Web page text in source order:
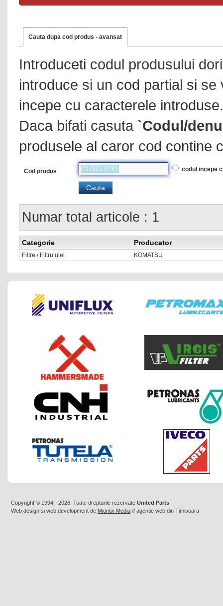
Cauta dupa cod produs - avansat
Introduceti codul produsului
introduce si un cod partial si
incepe cu caracterele introduse.
Daca bifati casuta `Codul/
produsele al caror cod contine
Cod produs codul incepe
Numar total articole : 1
Categorie Producator
Filtre / Filtru ulei KOMATSU
Copyright © 1994 - 2026. Toate drepturile rezervate United Parts
Web design si web development de Mioritix Media // agentie web din Timisoara